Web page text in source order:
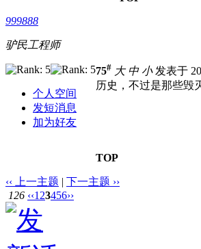
999888
驴民工程师
个人空间
发短消息
加为好友
75# 大 中 小发表于
历史，不过是那些
TOP
‹‹ 上一主题 | 下一主题 ››
126 ‹‹1 23456››